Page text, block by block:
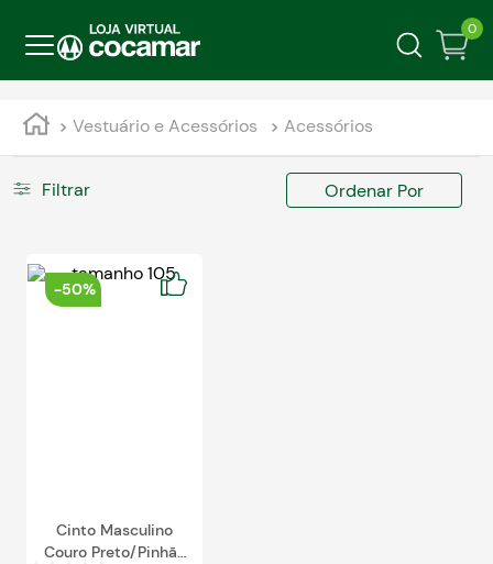
0
Vestuário e Acessórios Acessórios
Filtrar Ordenar Por
-50%
Cinto Masculino
Couro Preto/Pinhão